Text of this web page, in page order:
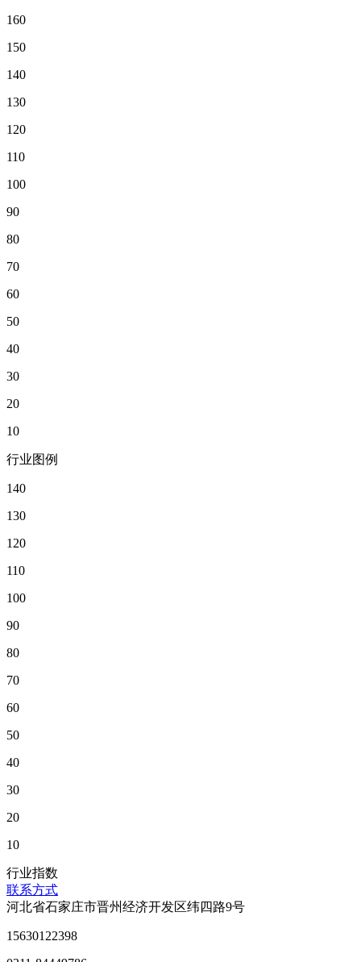
160
150
140
130
120
110
100
90
80
70
60
50
40
30
20
10
行业图例
140
130
120
110
100
90
80
70
60
50
40
30
20
10
行业指数
联系方式
河北省石家庄市晋州经济开发区纬四路9号
15630122398